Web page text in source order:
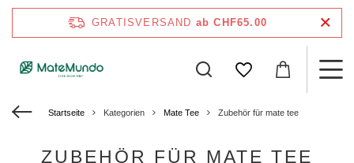
GRATISVERSAND ab CHF65.00
Startseite Kategorien Mate Tee Zubehör für mate tee
ZUBEHÖR FÜR MATE TEE